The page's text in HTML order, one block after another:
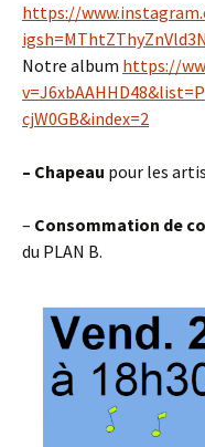
https://
Notre album https://
cjW0GB&index=2
– Chapeau pour les
– Consommation de
du PLAN B.